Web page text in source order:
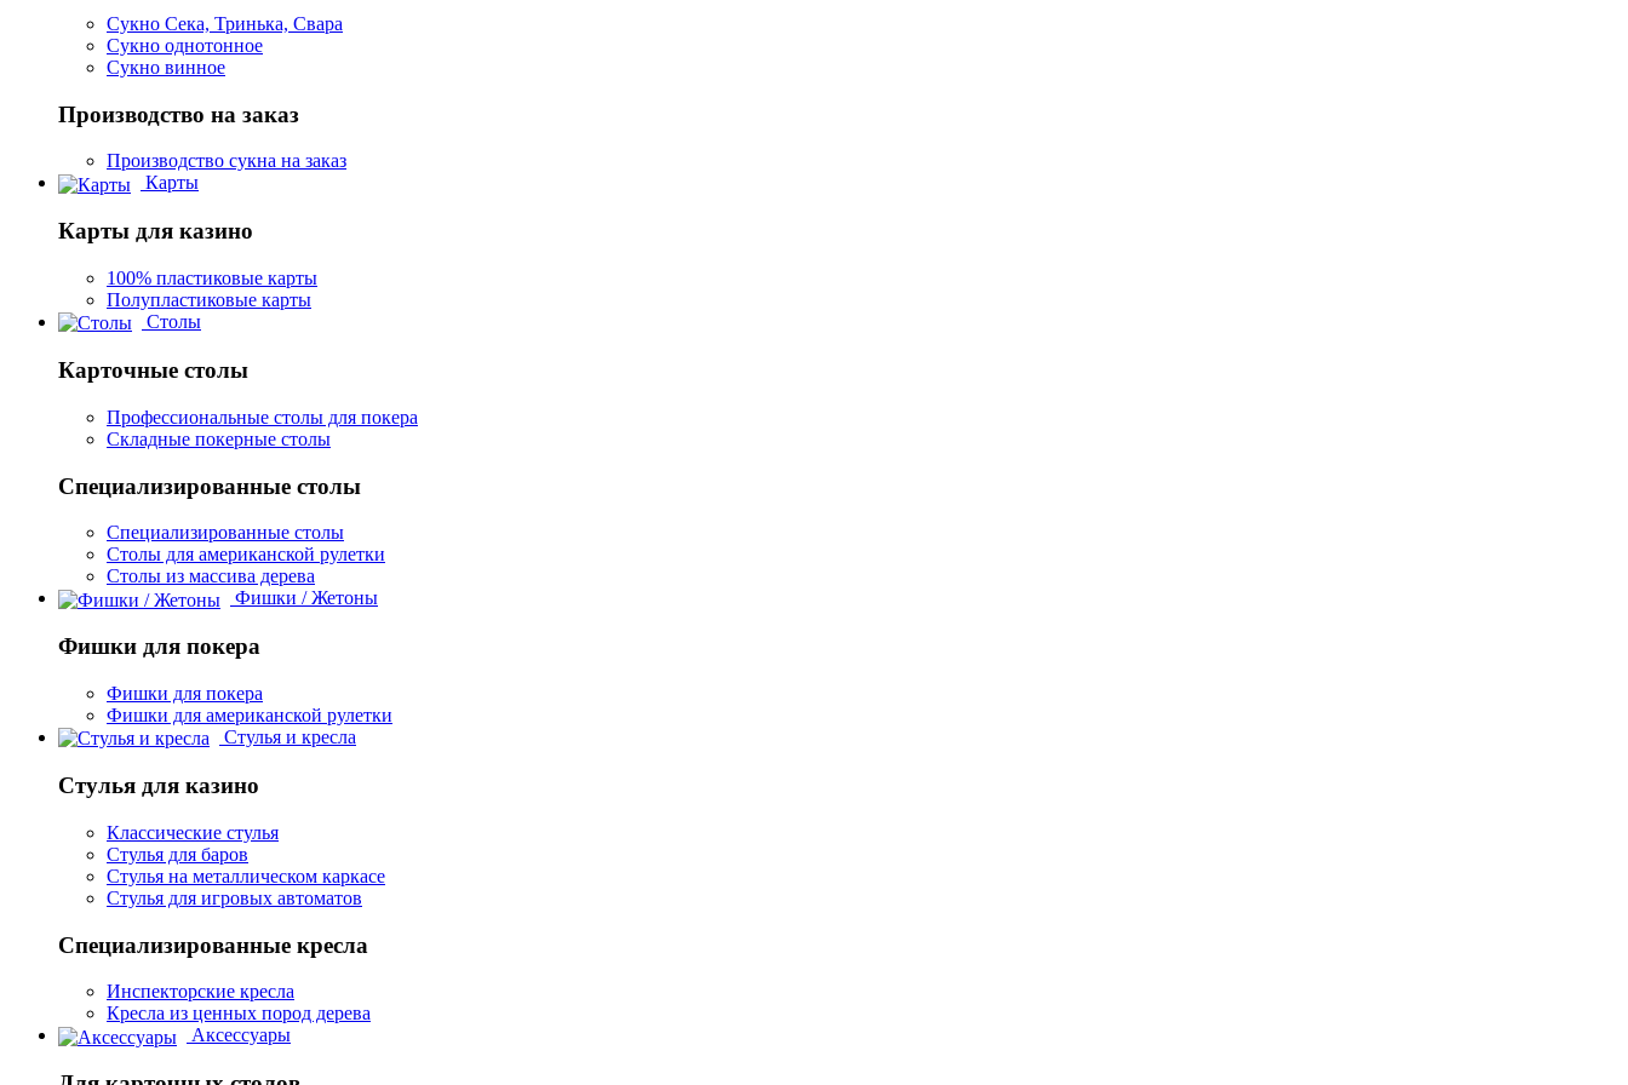
Сукно Сека, Тринька, Свара
Сукно однотонное
Сукно винное
Производство на заказ
Производство сукна на заказ
Карты
Карты для казино
100% пластиковые карты
Полупластиковые карты
Столы
Карточные столы
Профессиональные столы для покера
Складные покерные столы
Специализированные столы
Специализированные столы
Столы для американской рулетки
Столы из массива дерева
Фишки / Жетоны
Фишки для покера
Фишки для покера
Фишки для американской рулетки
Стулья и кресла
Стулья для казино
Классические стулья
Стулья для баров
Стулья на металлическом каркасе
Стулья для игровых автоматов
Специализированные кресла
Инспекторские кресла
Кресла из ценных пород дерева
Аксессуары